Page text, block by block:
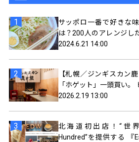
サッポロ一番で好きな
は？200人のアレンジし
聞いてみました
2024.6.21 14:00
【札幌／ジンギスカン
「ホゲット」一頭買い。
べられるジンギスカン屋
2026.2.19 13:00
北海道初出店！“世
Hundred”を提供する 『